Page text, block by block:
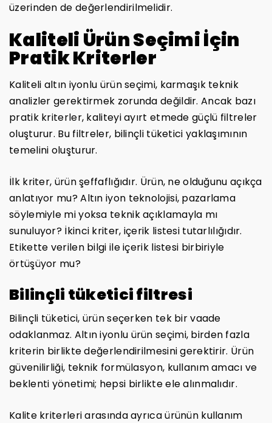
üzerinden de değerlendirilmelidir.
Kaliteli Ürün Seçimi İçin
Pratik Kriterler
Kaliteli altın iyonlu ürün seçimi, karmaşık teknik
analizler gerektirmek zorunda değildir. Ancak bazı
pratik kriterler, kaliteyi ayırt etmede güçlü filtreler
oluşturur. Bu filtreler, bilinçli tüketici yaklaşımının
temelini oluşturur.
İlk kriter, ürün şeffaflığıdır. Ürün, ne olduğunu açıkça
anlatıyor mu? Altın iyon teknolojisi, pazarlama
söylemiyle mi yoksa teknik açıklamayla mı
sunuluyor? İkinci kriter, içerik listesi tutarlılığıdır.
Etikette verilen bilgi ile içerik listesi birbiriyle
örtüşüyor mu?
Bilinçli tüketici filtresi
Bilinçli tüketici, ürün seçerken tek bir vaade
odaklanmaz. Altın iyonlu ürün seçimi, birden fazla
kriterin birlikte değerlendirilmesini gerektirir. Ürün
güvenilirliği, teknik formülasyon, kullanım amacı ve
beklenti yönetimi; hepsi birlikte ele alınmalıdır.
Kalite kriterleri arasında ayrıca ürünün kullanım